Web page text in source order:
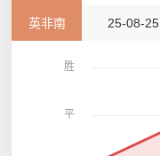
英非南 25-08-25
胜
平